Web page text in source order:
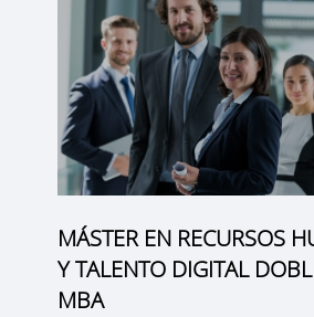
MÁSTER EN RECURSOS
Y TALENTO DIGITAL
MBA